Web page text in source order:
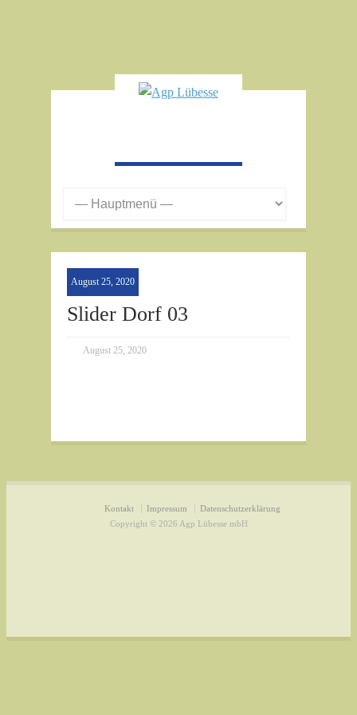
August 25, 2020
Slider Dorf 03
August 25, 2020
Kontakt Impressum
Datenschutzerklärung
Copyright © 2026 Agp Lübesse mbH